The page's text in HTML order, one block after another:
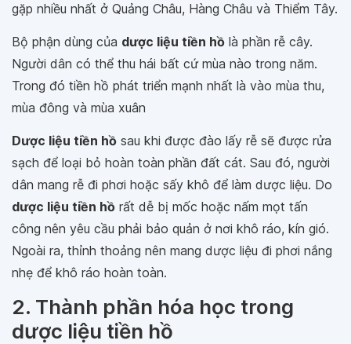
gặp nhiều nhất ở Quảng Châu, Hàng Châu và Thiểm Tây.
Bộ phận dùng của dược liệu tiền hồ là phần rễ cây.
Người dân có thể thu hái bất cứ mùa nào trong năm.
Trong đó tiền hồ phát triển mạnh nhất là vào mùa thu,
mùa đông và mùa xuân
Dược liệu tiền hồ sau khi được đào lấy rễ sẽ được rửa
sạch để loại bỏ hoàn toàn phần đất cát. Sau đó, người
dân mang rễ đi phơi hoặc sấy khô để làm dược liệu. Do
dược liệu tiền hồ rất dễ bị mốc hoặc nấm mọt tấn
công nên yêu cầu phải bảo quản ở nơi khô ráo, kín gió.
Ngoài ra, thỉnh thoảng nên mang dược liệu đi phơi nắng
nhẹ để khô ráo hoàn toàn.
2. Thành phần hóa học trong
dược liệu tiền hồ